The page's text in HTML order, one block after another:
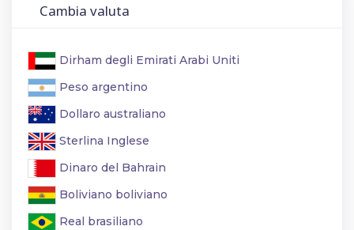
Cambia valuta
Dirham degli Emirati Arabi Uniti
Peso argentino
Dollaro australiano
Sterlina Inglese
Dinaro del Bahrain
Boliviano boliviano
Real brasiliano